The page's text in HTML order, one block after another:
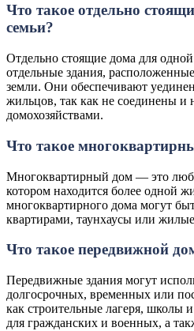
Что такое отдельно
семьи?
Отдельно стоящие дома для
отдельные здания,
земли. Они обеспечивают
жильцов, так как не соединены и
домохозяйствами.
Что такое
Многоквартирный дом — это
котором находится более одной
многоквартирного дома могут
квартирами, таунхаусы или
Что такое передвижной
Передвижные здания могут
долгосрочных, временных или
как строительные лагеря,
для гражданских и военных, а